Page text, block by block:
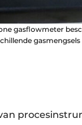
gasflowmeter